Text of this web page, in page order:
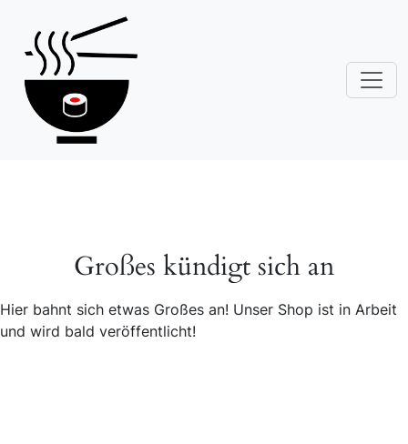
Großes kündigt sich an
Hier bahnt sich etwas Großes an! Unser Shop ist in Arbeit
und wird bald veröffentlicht!